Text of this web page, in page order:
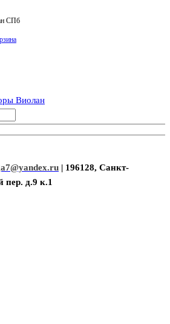
СПб
Виолан
| 196128, Санкт-
пер. д.9 к.1